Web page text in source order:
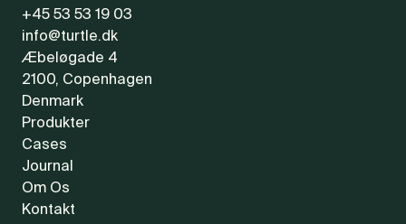
+45 53 53 19 03
info@turtle.dk
Æbeløgade 4
2100, Copenhagen
Denmark
Produkter
Cases
Journal
Om Os
Kontakt